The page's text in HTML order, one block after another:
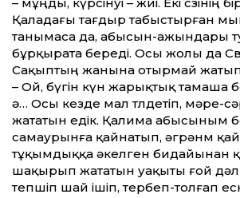
– мұңды, күрсінуі – жиі. Екі сөзінің
Қаладағы тағдыр табыстырған
танымаса да, абысын-ажындары
бұрқырата береді. Осы жолы да
Сақыптың жанына отырмай
– Ой, бүгін күн жарықтық тамаша
ә… Осы кезде мал төлдетіп, мәре-
жататын едік. Қалима абысыным
самаурынға қайнатып, әгрәнөм
тұқымдыққа әкелген бидайынан
шақырып жататын уақыты ғой дәл
тепшіп шай ішіп, тербеп-толғап